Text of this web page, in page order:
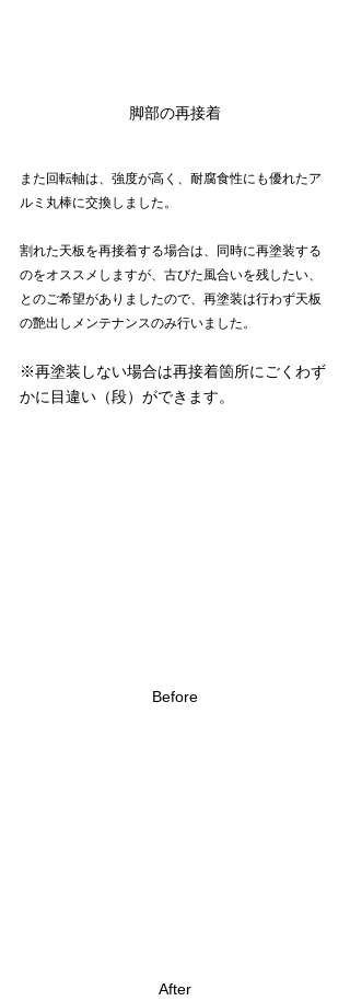
脚部の再接着
また回転軸は、強度が高く、耐腐食性にも優れたア
ルミ丸棒に交換しました。
割れた天板を再接着する場合は、同時に再塗装する
のをオススメしますが、古びた風合いを残したい、
とのご希望がありましたので、再塗装は行わず天板
の艶出しメンテナンスのみ行いました。
※再塗装しない場合は再接着箇所にごくわず
かに目違い（段）ができます。
Before
After